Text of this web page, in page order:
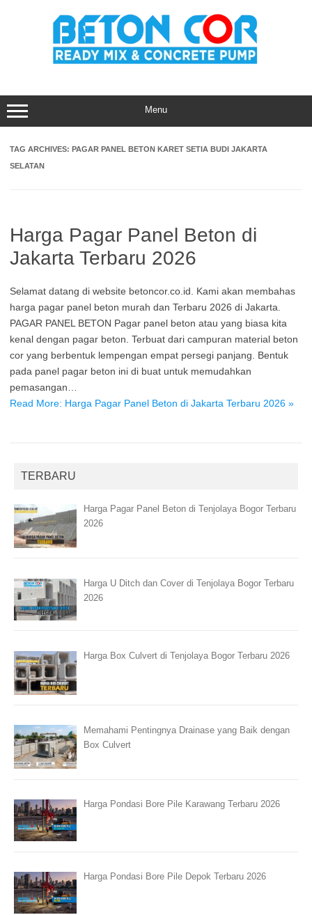
Menu
TAG ARCHIVES: PAGAR PANEL BETON KARET SETIA BUDI JAKARTA
SELATAN
Harga Pagar Panel Beton di
Jakarta Terbaru 2026
Selamat datang di website betoncor.co.id. Kami akan membahas
harga pagar panel beton murah dan Terbaru 2026 di Jakarta.
PAGAR PANEL BETON Pagar panel beton atau yang biasa kita
kenal dengan pagar beton. Terbuat dari campuran material beton
cor yang berbentuk lempengan empat persegi panjang. Bentuk
pada panel pagar beton ini di buat untuk memudahkan
pemasangan…
Read More: Harga Pagar Panel Beton di Jakarta Terbaru 2026 »
TERBARU
Harga Pagar Panel Beton di Tenjolaya Bogor Terbaru
2026
Harga U Ditch dan Cover di Tenjolaya Bogor Terbaru
2026
Harga Box Culvert di Tenjolaya Bogor Terbaru 2026
Memahami Pentingnya Drainase yang Baik dengan
Box Culvert
Harga Pondasi Bore Pile Karawang Terbaru 2026
Harga Pondasi Bore Pile Depok Terbaru 2026